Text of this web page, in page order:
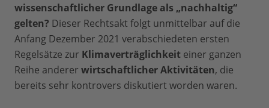
wissenschaftlicher Grundlage als „nachhaltig“
gelten? Dieser Rechtsakt folgt unmittelbar auf die
Anfang Dezember 2021 verabschiedeten ersten
Regelsätze zur Klimaverträglichkeit einer ganzen
Reihe anderer wirtschaftlicher Aktivitäten, die
bereits sehr kontrovers diskutiert worden waren.